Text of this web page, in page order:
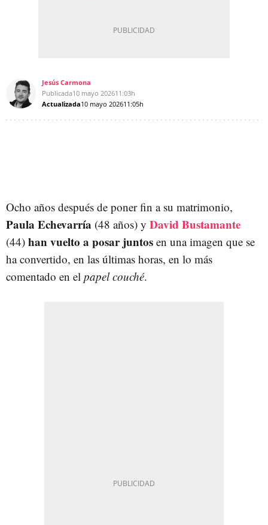
Jesús Carmona
Publicada10 mayo 202611:03h
Actualizada10 mayo 202611:05h
Ocho años después de poner fin a su matrimonio,
Paula Echevarría (48 años) y David Bustamante
(44) han vuelto a posar juntos en una imagen que se
ha convertido, en las últimas horas, en lo más
comentado en el papel couché.